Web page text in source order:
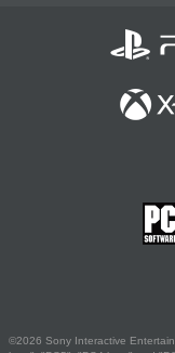
©2026 Sony Interactive